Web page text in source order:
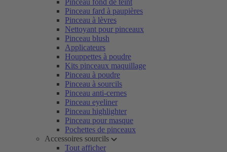
Pinceau fond de teint
Pinceau fard à paupières
Pinceau à lèvres
Nettoyant pour pinceaux
Pinceau blush
Applicateurs
Houppettes à poudre
Kits pinceaux maquillage
Pinceau à poudre
Pinceau à sourcils
Pinceau anti-cernes
Pinceau eyeliner
Pinceau highlighter
Pinceau pour masque
Pochettes de pinceaux
Accessoires sourcils
Tout afficher